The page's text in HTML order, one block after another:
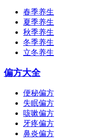
春季养生
夏季养生
秋季养生
冬季养生
立冬养生
偏方大全
便秘偏方
失眠偏方
咳嗽偏方
牙疼偏方
鼻炎偏方